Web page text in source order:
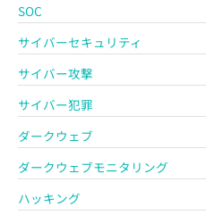
SOC
サイバーセキュリティ
サイバー攻撃
サイバー犯罪
ダークウェブ
ダークウェブモニタリング
ハッキング